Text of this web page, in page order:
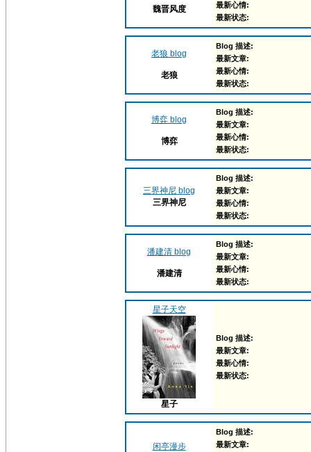
魏晋风度
最新心情:
最新状态:
老狼 blog
老狼
Blog 描述:
最新文章:
最新心情:
最新状态:
博弈 blog
博弈
Blog 描述:
最新文章:
最新心情:
最新状态:
三界神尼 blog
三界神尼
Blog 描述:
最新文章:
最新心情:
最新状态:
潘建清 blog
潘建清
Blog 描述:
最新文章:
最新心情:
最新状态:
星子天空
星子
Blog 描述:
最新文章:
最新心情:
最新状态:
闲亭漫步
Blog 描述:
最新文章: